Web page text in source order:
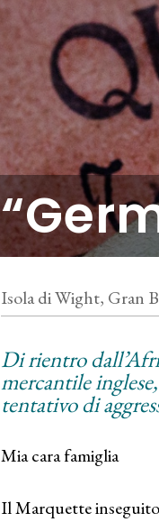
Isola di Wight, Gran
Di rientro
mercantile
tentativo di
Mia cara famiglia
Il Marquette